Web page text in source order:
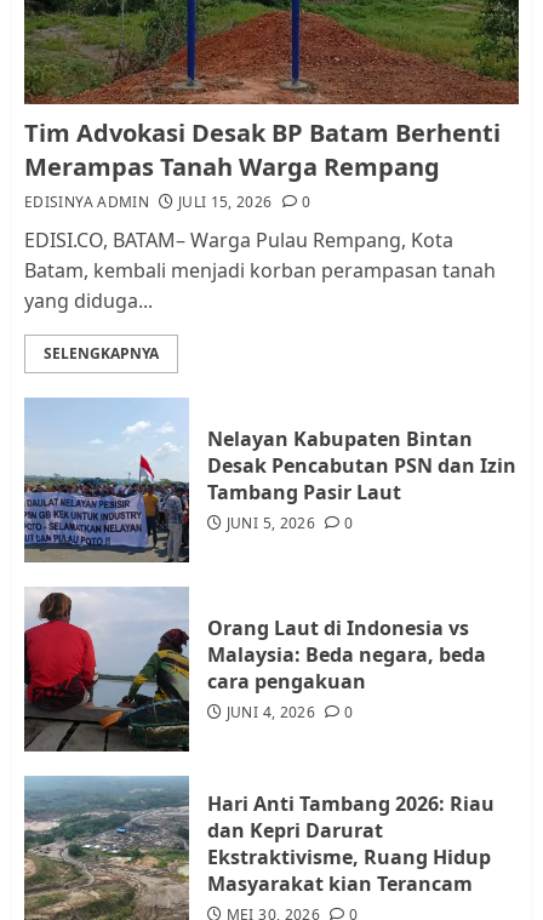
1
AGUSTUS 1, 2026 0
Kader Pajak jadi Penghubung
Pemerintah dan Masyarakat di
Lingkungan RT/RW
AGUSTUS 1, 2026
4
Warga Rempang Ajukan
Audiensi dengan Wali Kota
5
Tim Advokasi Desak BP Batam
Berhenti Merampas Tanah
Tim Advokasi Desak BP Batam Berhenti
Merampas Tanah Warga Rempang
EDISINYA ADMIN JULI 15, 2026 0
EDISI.CO, BATAM– Warga Pulau Rempang, Kota
Batam, kembali menjadi korban perampasan tanah
yang diduga...
SELENGKAPNYA
Nelayan Kabupaten Bintan
Desak Pencabutan PSN dan Izin
Tambang Pasir Laut
JUNI 5, 2026 0
Orang Laut di Indonesia vs
Malaysia: Beda negara, beda
cara pengakuan
JUNI 4, 2026 0
Hari Anti Tambang 2026: Riau
dan Kepri Darurat
Ekstraktivisme, Ruang Hidup
Masyarakat kian Terancam
MEI 30, 2026 0